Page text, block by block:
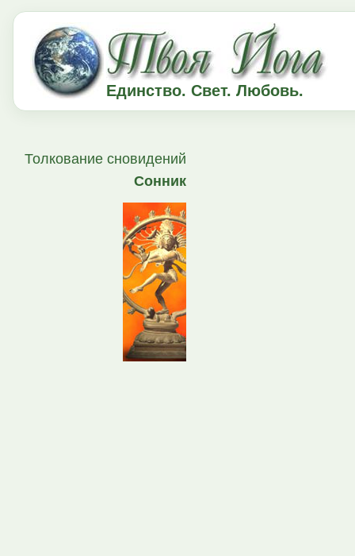
Единство. Свет. Любовь.
Толкование сновидений
Сонник